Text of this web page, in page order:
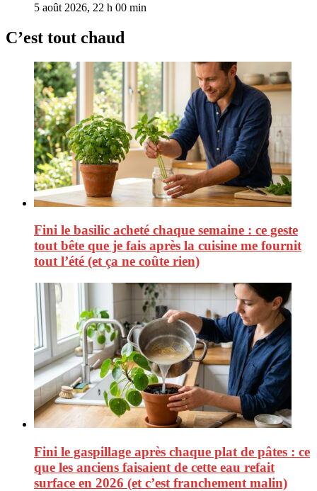
5 août 2026, 22 h 00 min
C’est tout chaud
Fini le basilic acheté chaque semaine : ce geste
tout bête que je fais après la cuisine me fournit
tout l’été (et ça ne coûte rien)
Fini le gaspillage après chaque plat de pâtes : ce
que les anciens faisaient de cette eau refait
surface en 2026 (et c’est franchement malin)